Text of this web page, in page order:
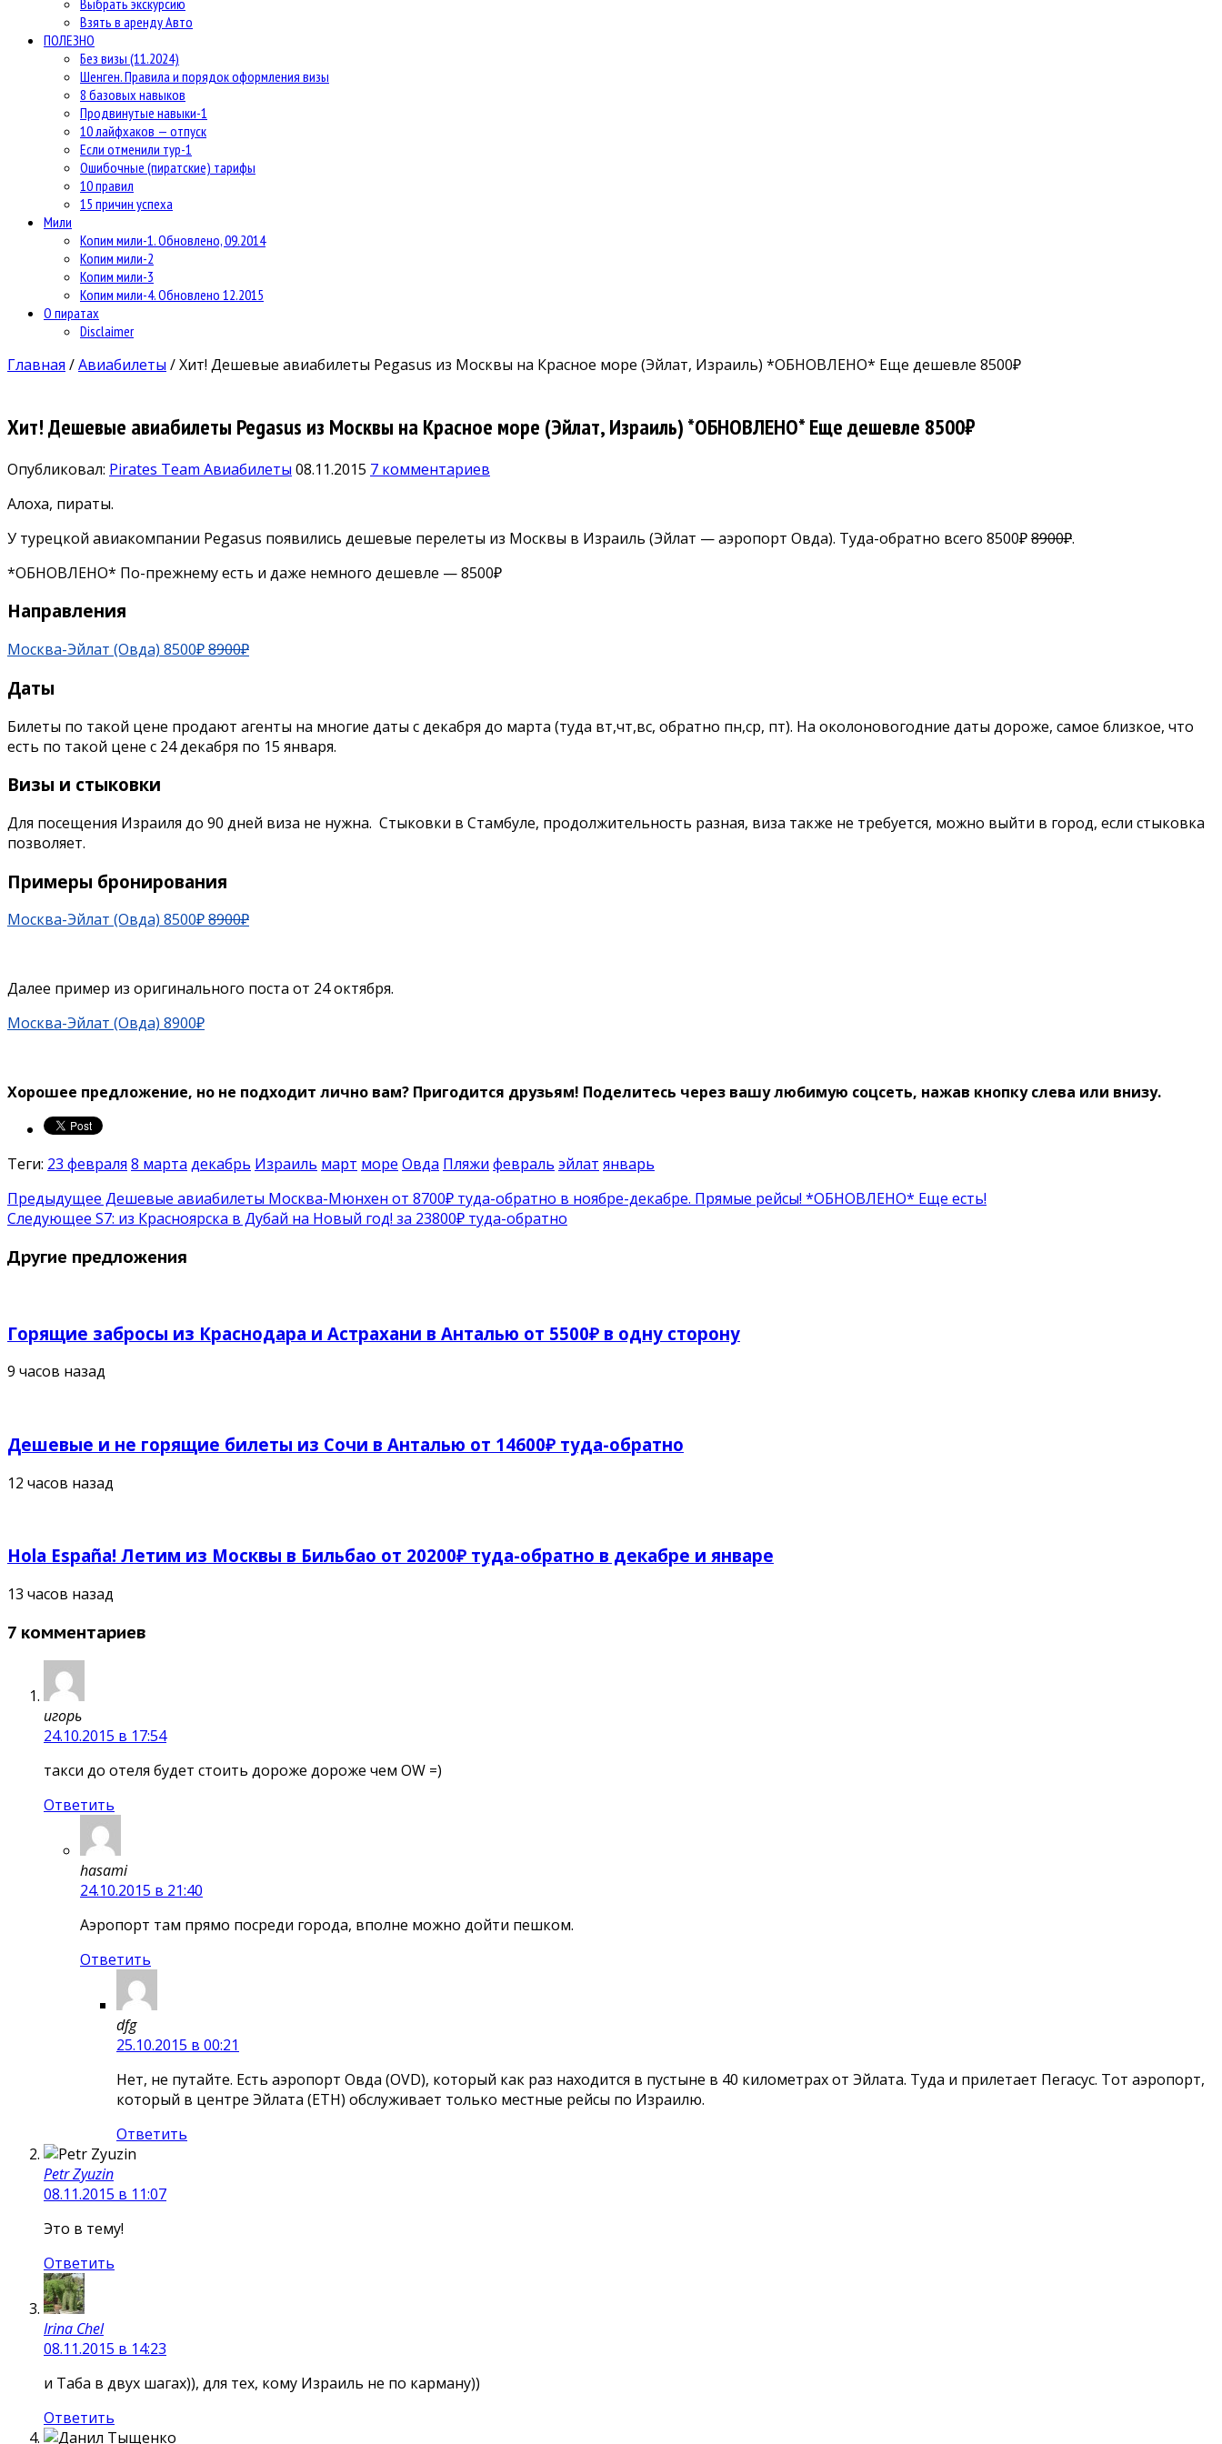
Взять в аренду Авто
ПОЛЕЗНО
Без визы (11.2024)
Шенген. Правила и порядок оформления визы
8 базовых навыков
Продвинутые навыки-1
10 лайфхаков — отпуск
Если отменили тур-1
Ошибочные (пиратские) тарифы
10 правил
15 причин успеха
Мили
Копим мили-1. Обновлено, 09.2014
Копим мили-2
Копим мили-3
Копим мили-4. Обновлено 12.2015
О пиратах
Disclaimer
Главная /Авиабилеты /Хит! Дешевые авиабилеты Pegasus из Москвы на Красное море (Эйлат, Израиль) *ОБНОВЛЕНО* Еще дешевле 8500₽
Хит! Дешевые авиабилеты Pegasus из Москвы на Красное море (Эйлат, Израиль) *ОБНОВЛЕНО* Еще дешевле 8500₽
Опубликовал: Pirates Team Авиабилеты 08.11.2015 7 комментариев
Алоха, пираты.
У турецкой авиакомпании Pegasus появились дешевые перелеты из Москвы в Израиль (Эйлат — аэропорт Овда). Туда-обратно всего 8500₽8900₽.
*ОБНОВЛЕНО* По-прежнему есть и даже немного дешевле — 8500₽
Направления
Москва-Эйлат (Овда) 8500₽8900₽
Даты
Билеты по такой цене продают агенты на многие даты с декабря до марта (туда вт,чт,вс, обратно пн,ср, пт). На околоновогодние даты дороже, самое близкое, что
есть по такой цене с 24 декабря по 15 января.
Визы и стыковки
Для посещения Израиля до 90 дней виза не нужна. Стыковки в Стамбуле, продолжительность разная, виза также не требуется, можно выйти в город, если стыковка
позволяет.
Примеры бронирования
Москва-Эйлат (Овда) 8500₽8900₽
Далее пример из оригинального поста от 24 октября.
Москва-Эйлат (Овда) 8900₽
Хорошее предложение, но не подходит лично вам? Пригодится друзьям! Поделитесь через вашу любимую соцсеть, нажав кнопку слева или внизу.
Теги: 23 февраля 8 марта декабрь Израиль март море Овда Пляжи февраль эйлат январь
Предыдущее Дешевые авиабилеты Москва-Мюнхен от 8700₽ туда-обратно в ноябре-декабре. Прямые рейсы! *ОБНОВЛЕНО* Еще есть!
Следующее S7: из Красноярска в Дубай на Новый год! за 23800₽ туда-обратно
Другие предложения
Горящие забросы из Краснодара и Астрахани в Анталью от 5500₽ в одну сторону
9 часов назад
Дешевые и не горящие билеты из Сочи в Анталью от 14600₽ туда-обратно
12 часов назад
Hola España! Летим из Москвы в Бильбао от 20200₽ туда-обратно в декабре и январе
13 часов назад
7 комментариев
игорь
24.10.2015 в 17:54
такси до отеля будет стоить дороже дороже чем OW =)
Ответить
hasami
24.10.2015 в 21:40
Аэропорт там прямо посреди города, вполне можно дойти пешком.
Ответить
dfg
25.10.2015 в 00:21
Нет, не путайте. Есть аэропорт Овда (OVD), который как раз находится в пустыне в 40 километрах от Эйлата. Туда и прилетает Пегасус. Тот аэропорт,
который в центре Эйлата (ETH) обслуживает только местные рейсы по Израилю.
Ответить
Petr Zyuzin
08.11.2015 в 11:07
Это в тему!
Ответить
Irina Chel
08.11.2015 в 14:23
и Таба в двух шагах)), для тех, кому Израиль не по карману))
Ответить